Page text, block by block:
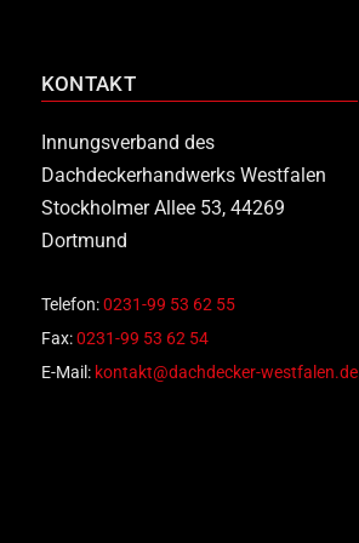
KONTAKT
Innungsverband des
Dachdeckerhandwerks Westfalen
Stockholmer Allee 53, 44269
Dortmund
Telefon:0231-99 53 62 55
Fax:0231-99 53 62 54
E-Mail: kontakt@dachdecker-westfalen.de